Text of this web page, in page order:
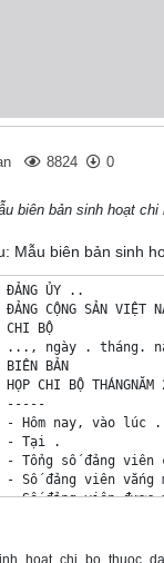
8824 0
biên bản sinh hoạt
Mẫu biên bản sinh
ĐẢNG ỦY ..
ĐẢNG CỘNG SẢN VIỆT
CHI BỘ
..., ngày . tháng.
BIÊN BẢN
HỌP CHI BỘ THÁNGNĂM
-----
- Hôm nay, vào
- Tại .
- Tổng số đảng
- Số đảng viên
- Số đảng viên
Như vậy, với số